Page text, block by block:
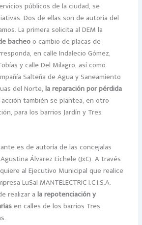
públicos de la ciudad, se
Dos de ellas son de autoría del
La primera solicita al DEM la
bacheoo cambio de placas de
en calle Indalecio Gómez,
y calle Del Milagro, así como
Salteña de Agua y Saneamiento
del Norte,la reparación por pérdida
también se plantea, en otro
para los barrios Jardín y Tres
es de autoría de las concejalas
Álvarez Eichele (JxC). A través
al Ejecutivo Municipal que realice
LuSal MANTELECTRIC I.C.I.S.A.
realizar ala repotenciación y
en calles de los barrios Tres